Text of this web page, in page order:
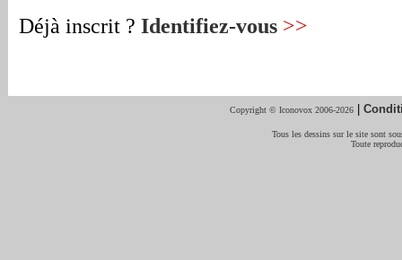
Déjà inscrit ? Identifiez-vous >>
Copyright © Iconovox 2006-2026 |
Tous les dessins sur le site sont
Toute